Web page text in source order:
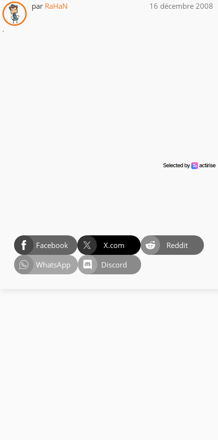
par RaHaN 16 décembre 2008
.
Facebook X.com
Reddit
WhatsApp
Discord